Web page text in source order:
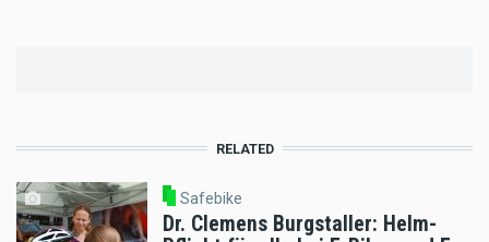
RELATED
Safebike
Dr. Clemens Burgstaller: Helm-